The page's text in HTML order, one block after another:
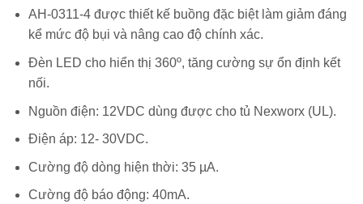
AH-0311-4 được thiết kế buồng đặc biệt làm giảm đáng
kể mức độ bụi và nâng cao độ chính xác.
Đèn LED cho hiển thị 360º, tăng cường sự ổn định kết
nối.
Nguồn điện: 12VDC dùng được cho tủ Nexworx (UL).
Điện áp: 12- 30VDC.
Cường độ dòng hiện thời: 35 µA.
Cường độ báo động: 40mA.